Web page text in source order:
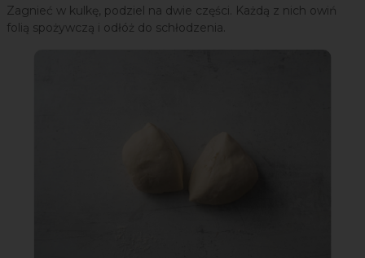
Zagnieć w kulkę, podziel na dwie części. Każdą z nich owiń
folią spożywczą i odłóż do schłodzenia.